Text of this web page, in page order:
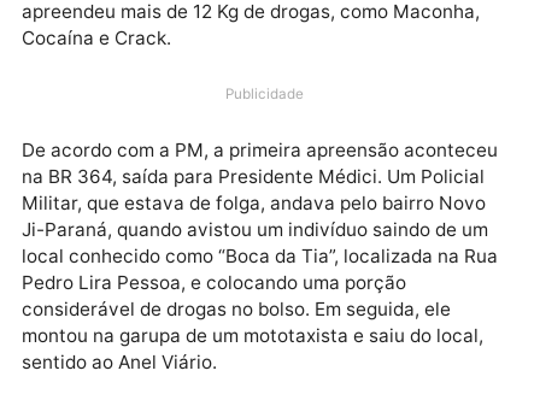
Uma ação em conjunto entre a PM e a PC, na tarde
desta sexta-feira, dia 07, resultou na prisão de cinco
Estado já há algum tempo. Com os criminosos, a
apreendeu mais de 12 Kg de drogas, como Maconha,
Cocaína e Crack.
Publicidade
De acordo com a PM, a primeira apreensão
na BR 364, saída para Presidente Médici. Um Policial